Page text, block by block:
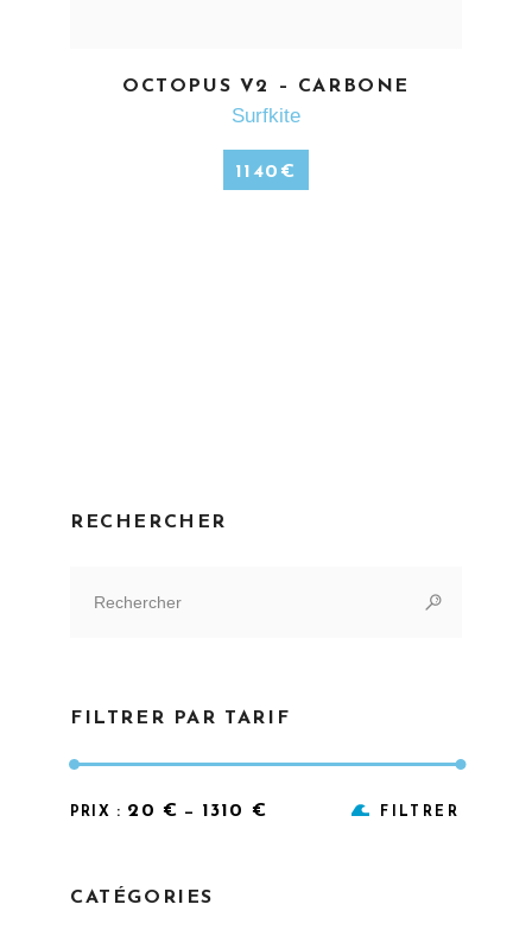
EN SAVOIR PLUS
OCTOPUS V2 – CARBONE
Surfkite
1140 €
RECHERCHER
for:
FILTRER PAR TARIF
FILTRER
PRIX : 20 € — 1310 €
CATÉGORIES